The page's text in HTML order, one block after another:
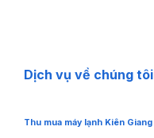
Dịch vụ về chúng tôi
Thu mua máy lạnh Kiên Giang